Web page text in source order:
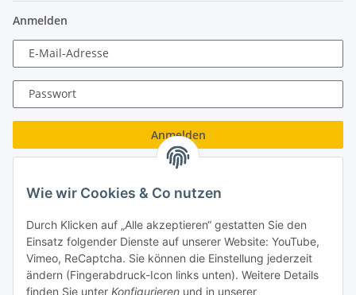
Anmelden
E-Mail-Adresse
Passwort
Anmelden
Neu hier?Jetzt registrieren!
Turboloch GmbH
Almenweg 27
Wie wir Cookies & Co nutzen
Durch Klicken auf „Alle akzeptieren“ gestatten Sie den
Einsatz folgender Dienste auf unserer Website: YouTube,
Vimeo, ReCaptcha. Sie können die Einstellung jederzeit
ändern (Fingerabdruck-Icon links unten). Weitere Details
finden Sie unter Konfigurieren und in unserer